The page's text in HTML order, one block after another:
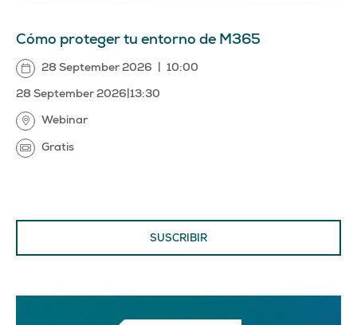
Cómo proteger tu entorno de M365
28 September 2026 10:00
28 September 2026 13:30
Webinar
Gratis
SUSCRIBIR